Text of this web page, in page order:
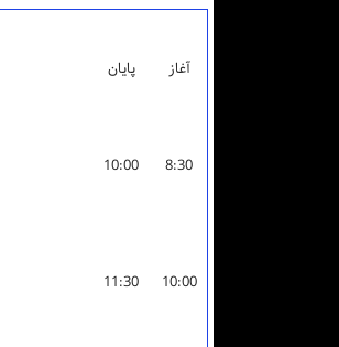
آغاز پایان
8:30
10:00
10:00
11:30